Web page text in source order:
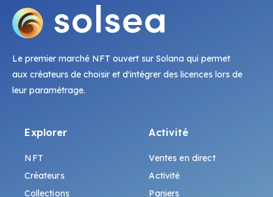
Le premier marché NFT ouvert sur Solana qui permet
aux créateurs de choisir et d'intégrer des licences lors de
leur paramétrage.
Explorer
NFT
Créateurs
Collections
Activité
Ventes en direct
Activité
Paniers